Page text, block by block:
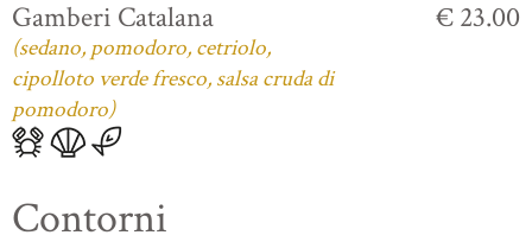
Gamberi Catalana
(sedano, pomodoro, cetriolo,
cipolloto verde fresco, salsa cruda di
pomodoro)
€ 23.00
Contorni